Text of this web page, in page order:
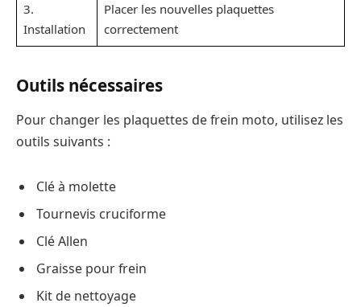
3.
Installation
Placer les nouvelles plaquettes
correctement
Outils nécessaires
Pour changer les plaquettes de frein moto, utilisez les
outils suivants :
Clé à molette
Tournevis cruciforme
Clé Allen
Graisse pour frein
Kit de nettoyage